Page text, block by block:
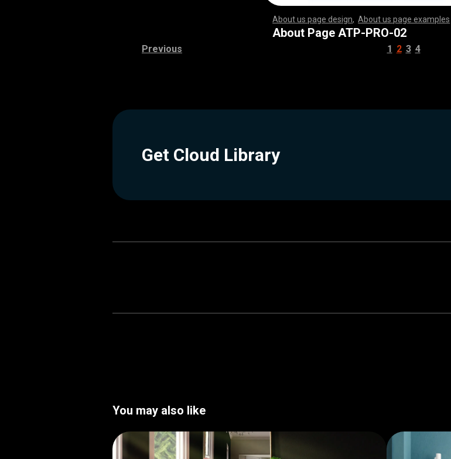
About us page design ,About us page examples
,,,,,,,,,,,,,,,,,,,,,,,, ,,,,,,,,,,,,,,,,,,,,,,,,,,,
,,,,,,,,,,,,,,,,,,,,,,,, ,,,,,,,,,,,,,,,,,,,,,,,,,,,
,,,,,,,,,,,,,,,,,,,,,,,, ,,,,,,,,,,,,,,,,,,,,,,,,,,,
,,,,,,,,,,,,,,,,,,,,,,,, ,,,,,,,,,,,,,,,,,,,,,,,,,,,
,,,,,,,,,,,,,,,,,,,,,,,, ,,,,,,,,,,,,,,,,,,,,,,,,,,,
,,,,,,,,,,,,,,,,,,,,,,,, ,,,,,,,,,,,,,,,,,,,,,,,,,,,
,,,,,,,,,,,,,,,,,,,,,,,, ,,,,,,,,,,,,,,,,,,,,,,,,,,,
,,,,,,,,,,,,,,,,,,,,,,,, ,,,,,,,,,,,,,,,,,,,,,,,,,,,
,,
About Page ATP-PRO-02
Previous 1 2 3 4
Get Cloud Library
You may also like